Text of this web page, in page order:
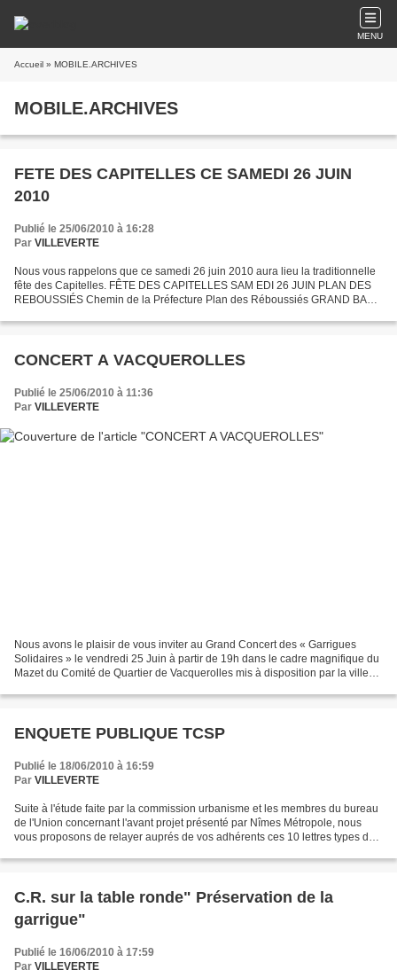
MENU
Accueil » MOBILE.ARCHIVES
MOBILE.ARCHIVES
FETE DES CAPITELLES CE SAMEDI 26 JUIN
2010
Publié le 25/06/2010 à 16:28
Par VILLEVERTE
Nous vous rappelons que ce samedi 26 juin 2010 aura lieu la traditionnelle
fête des Capitelles. FÊTE DES CAPITELLES SAM EDI 26 JUIN PLAN DES
REBOUSSIÉS Chemin de la Préfecture Plan des Réboussiés GRAND BAL
CONCERT A VACQUEROLLES
Publié le 25/06/2010 à 11:36
Par VILLEVERTE
Nous avons le plaisir de vous inviter au Grand Concert des « Garrigues
Solidaires » le vendredi 25 Juin à partir de 19h dans le cadre magnifique du
Mazet du Comité de Quartier de Vacquerolles mis à disposition par la ville
ENQUETE PUBLIQUE TCSP
Publié le 18/06/2010 à 16:59
Par VILLEVERTE
Suite à l'étude faite par la commission urbanisme et les membres du bureau
de l'Union concernant l'avant projet présenté par Nîmes Métropole, nous
vous proposons de relayer auprés de vos adhérents ces 10 lettres types des
C.R. sur la table ronde" Préservation de la
garrigue"
Publié le 16/06/2010 à 17:59
Par VILLEVERTE